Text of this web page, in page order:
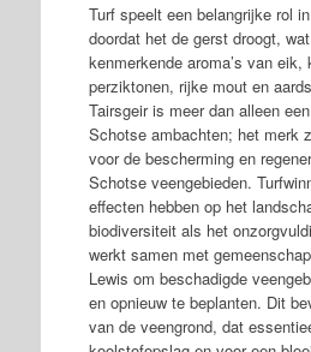
Turf speelt een belangrijke rol
doordat het de gerst droogt,
kenmerkende aroma’s van eik,
perziktonen, rijke mout en
Tairsgeir is meer dan alleen
Schotse ambachten; het merk
voor de bescherming en
Schotse veengebieden.
effecten hebben op het
biodiversiteit als het
werkt samen met
Lewis om beschadigde
en opnieuw te beplanten. Dit
van de veengrond, dat